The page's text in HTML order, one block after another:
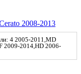
2008-2013
4 2005-2011,MD
2009-2014,HD 2006-